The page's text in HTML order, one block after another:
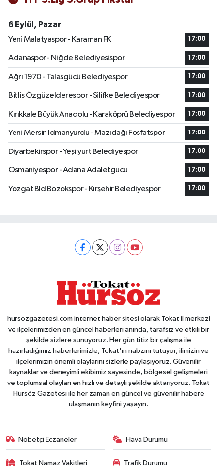
6 Eylül, Pazar
Yeni Malatyaspor - Karaman FK
17:00
Adanaspor - Niğde Belediyesispor 17:00
Ağrı 1970 - Talasgücü Belediyespor 17:00
Bitlis Özgüzelderespor - Silifke Belediyespor 17:00
Kırıkkale Büyük Anadolu - Karaköprü Belediyespor 17:00
Yeni Mersin Idmanyurdu - Mazıdağı Fosfatspor 17:00
Diyarbekirspor - Yeşilyurt Belediyespor 17:00
Osmaniyespor - Adana Adaletgucu 17:00
Yozgat Bld Bozokspor - Kırşehir Belediyespor 17:00
hursozgazetesi.com internet haber sitesi olarak Tokat il merkezi
ve ilçelerimizden en güncel haberleri anında, tarafsız ve etkili bir
şekilde sizlere sunuyoruz. Her gün titiz bir çalışma ile
hazırladığımız haberlerimizle, Tokat'ın nabzını tutuyor, ilimizin ve
ilçelerimizin önemli olaylarını sizlerle paylaşıyoruz. Güvenilir
kaynaklar ve deneyimli ekibimiz sayesinde, bölgesel gelişmeleri
ve toplumsal olayları en hızlı ve detaylı şekilde aktarıyoruz. Tokat
Hürsöz Gazetesi ile her zaman en güncel ve güvenilir habere
ulaşmanın keyfini yaşayın.
Nöbetçi Eczaneler Hava Durumu
Tokat Namaz Vakitleri Trafik Durumu